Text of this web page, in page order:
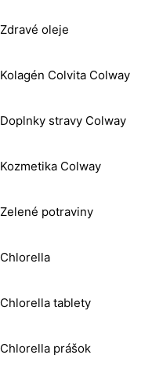
Zdravé oleje
Kolagén Colvita Colway
Doplnky stravy Colway
Kozmetika Colway
Zelené potraviny
Chlorella
Chlorella tablety
Chlorella prášok